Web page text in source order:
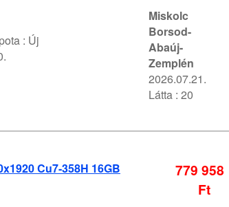
: Új
Miskolc
Borsod-
Abaúj-
Zemplén
2026.07.21.
Látta : 20
Cu7-358H 16GB
779 958
Ft